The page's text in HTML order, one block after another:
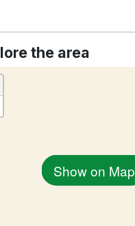
the area
Show on Map